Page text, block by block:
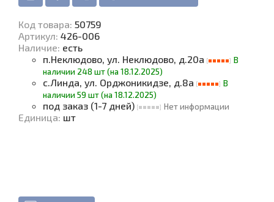
Код товара: 50759
Артикул: 426-006
Наличие: есть
п.Неклюдово, ул. Неклюдово, д.20а
В
наличии 248 шт (на 18.12.2025)
с.Линда, ул. Орджоникидзе, д.8а
В
наличии 59 шт (на 18.12.2025)
под заказ (1-7 дней) Нет информации
Единица: шт